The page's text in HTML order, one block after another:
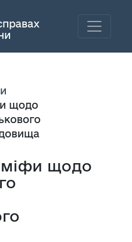
щодо
міфи щодо